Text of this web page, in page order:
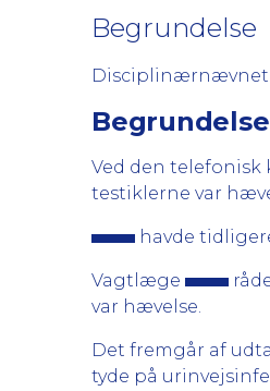
Begrundelse
Disciplinærnævnet
Ved den telefonisk
testiklerne var
havde
Vagtlæge
var hævelse.
Det fremgår af
tyde på